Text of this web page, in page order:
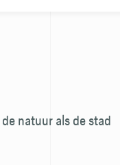
natuur als de stad